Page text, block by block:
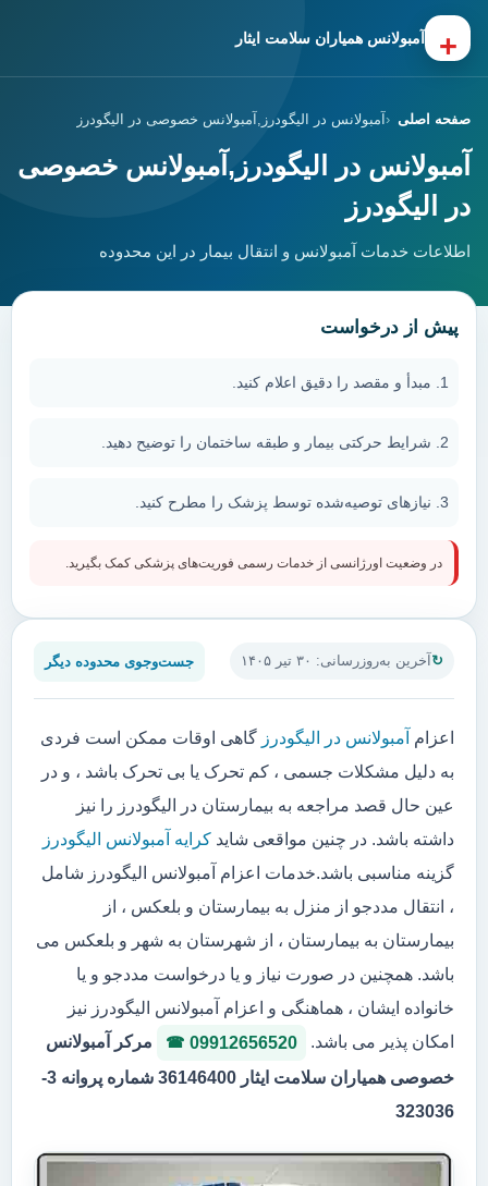
+ آمبولانس همیاران سلامت ایثار
صفحه اصلی آمبولانس در الیگودرز,آمبولانس خصوصی در الیگودرز
آمبولانس در الیگودرز,آمبولانس خصوصی
در الیگودرز
اطلاعات خدمات آمبولانس و انتقال بیمار در این محدوده
آخرین به‌روزرسانی: ۳۰ تیر ۱۴۰۵ جست‌وجوی محدوده دیگر
اعزام آمبولانس در الیگودرز گاهی اوقات ممکن است فردی
به دلیل مشکلات جسمی ، کم تحرک یا بی تحرک باشد ، و در
عین حال قصد مراجعه به بیمارستان در الیگودرز را نیز
داشته باشد. در چنین مواقعی شاید کرایه آمبولانس الیگودرز
گزینه مناسبی باشد.خدمات اعزام آمبولانس الیگودرز شامل
، انتقال مددجو از منزل به بیمارستان و بلعکس ، از
بیمارستان به بیمارستان ، از شهرستان به شهر و بلعکس می
باشد. همچنین در صورت نیاز و یا درخواست مددجو و یا
خانواده ایشان ، هماهنگی و اعزام آمبولانس الیگودرز نیز
امکان پذیر می باشد.
09912656520
مرکر آمبولانس
خصوصی همیاران سلامت ایثار 36146400 شماره پروانه 3-
323036
پیش از درخواست
مبدأ و مقصد را دقیق اعلام کنید.
شرایط حرکتی بیمار و طبقه ساختمان را توضیح دهید.
نیازهای توصیه‌شده توسط پزشک را مطرح کنید.
در وضعیت اورژانسی از خدمات رسمی فوریت‌های پزشکی کمک بگیرید.